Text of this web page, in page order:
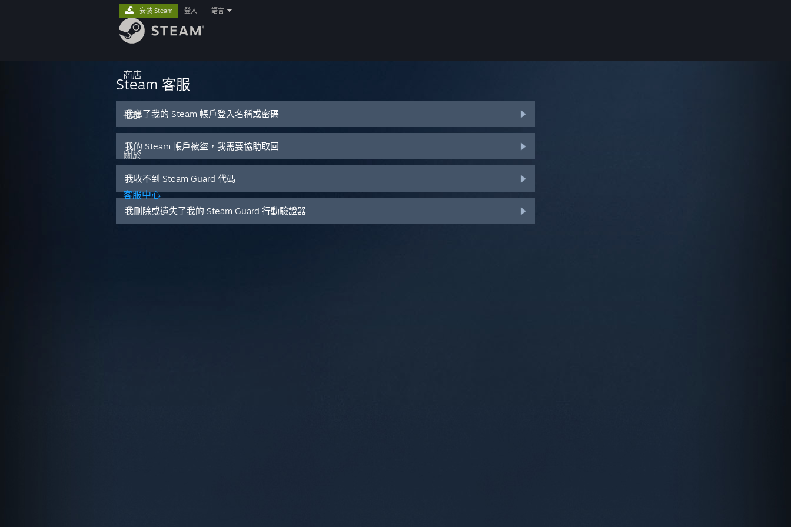
商店
社群
關於
客服中心
安裝 Steam 登入 語言
Steam 客服
我忘了我的 Steam 帳戶登入名稱或密碼
我的 Steam 帳戶被盜，我需要協助取回
我收不到 Steam Guard 代碼
我刪除或遺失了我的 Steam Guard 行動驗證器